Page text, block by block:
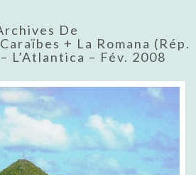
De
+ La Romana (Rép.
L’Atlantica – Fév. 2008